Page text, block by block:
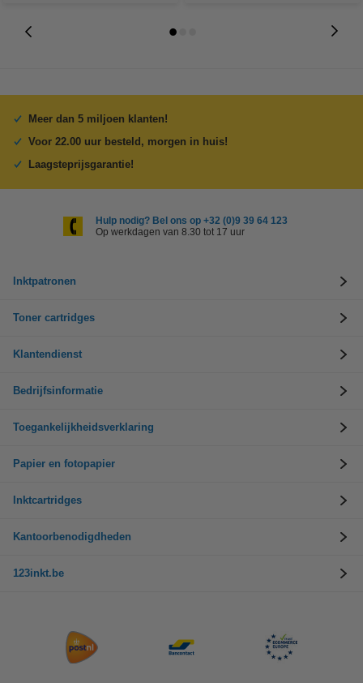
Meer dan 5 miljoen klanten!
Voor 22.00 uur besteld, morgen in huis!
Laagsteprijsgarantie!
Hulp nodig? Bel ons op +32 (0)9 39 64 123
Op werkdagen van 8.30 tot 17 uur
Inktpatronen
Toner cartridges
Klantendienst
Bedrijfsinformatie
Toegankelijkheidsverklaring
Papier en fotopapier
Inktcartridges
Kantoorbenodigdheden
123inkt.be